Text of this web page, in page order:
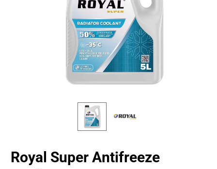
Royal Super Antifreeze